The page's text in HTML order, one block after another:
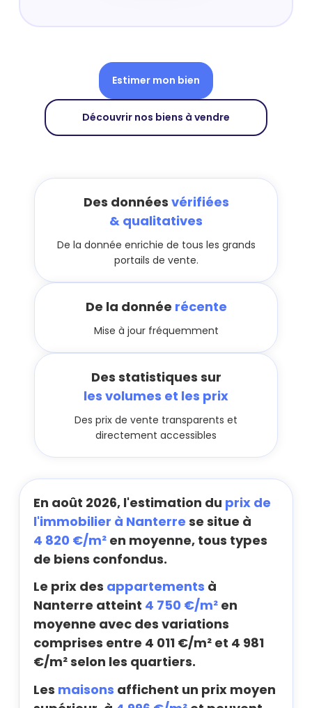
Estimer mon bien
Découvrir nos biens à vendre
Des données vérifiées
& qualitatives
De la donnée enrichie de tous les grands
portails de vente.
De la donnée récente
Mise à jour fréquemment
Des statistiques sur
les volumes et les prix
Des prix de vente transparents et
directement accessibles
En août 2026, l'estimation du prix de
l'immobilier à Nanterre se situe à
4 820 €/m² en moyenne, tous types
de biens confondus.
Le prix des appartements à
Nanterre atteint 4 750 €/m² en
moyenne avec des variations
comprises entre 4 011 €/m² et 4 981
€/m² selon les quartiers.
Les maisons affichent un prix moyen